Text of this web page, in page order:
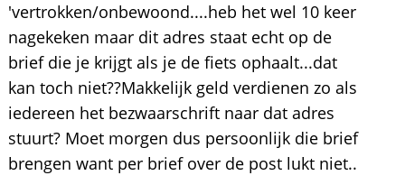
'vertrokken/onbewoond....heb het wel 10 keer
nagekeken maar dit adres staat echt op de
brief die je krijgt als je de fiets ophaalt...dat
kan toch niet??Makkelijk geld verdienen zo als
iedereen het bezwaarschrift naar dat adres
stuurt? Moet morgen dus persoonlijk die brief
brengen want per brief over de post lukt niet..